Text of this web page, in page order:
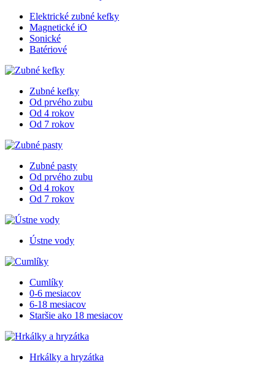
Elektrické zubné kefky
Magnetické iO
Sonické
Batériové
Zubné kefky
Od prvého zubu
Od 4 rokov
Od 7 rokov
Zubné pasty
Od prvého zubu
Od 4 rokov
Od 7 rokov
Ústne vody
Cumlíky
0-6 mesiacov
6-18 mesiacov
Staršie ako 18 mesiacov
Hrkálky a hryzátka